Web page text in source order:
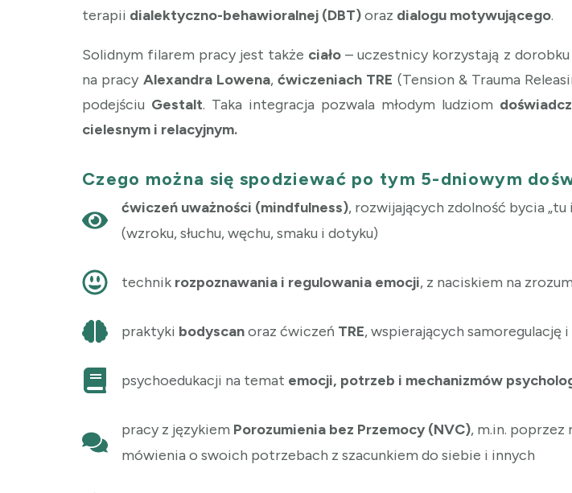
terapii dialektyczno-behawioralnej (DBT)oraz dialogu motywującego.
Solidnym filarem pracy jest także ciało – uczestnicy korzystają z
na pracy Alexandra Lowena, ćwiczeniach TRE (Tension & Trauma
podejściu Gestalt. Taka integracja pozwala młodym ludziom
cielesnym i relacyjnym.
Czego można się spodziewać po tym 5-dniowym
ćwiczeń uważności (mindfulness), rozwijających zdolność bycia
(wzroku, słuchu, węchu, smaku i dotyku)
technik rozpoznawania i regulowania emocji, z naciskiem na
praktyki bodyscanoraz ćwiczeń TRE, wspierających samoregulację
psychoedukacji na temat emocji, potrzeb i mechanizmów
pracy z językiem Porozumienia bez Przemocy (NVC), m.in. poprzez
mówienia o swoich potrzebach z szacunkiem do siebie i innych